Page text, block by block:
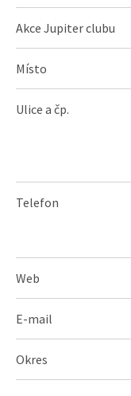
Akce Jupiter clubu
Místo
Ulice a čp.
Telefon
Web
E-mail
Okres